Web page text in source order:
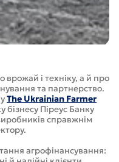
і техніку, а й про
та партнерство.
The Ukrainian Farmer
бізнесу Піреус Банку
справжнім
агрофінансування: